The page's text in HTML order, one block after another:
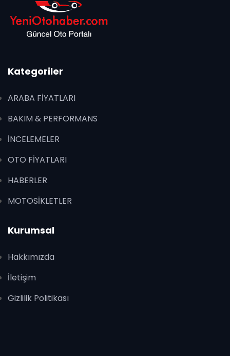
Kategoriler
ARABA FİYATLARI
BAKIM & PERFORMANS
İNCELEMELER
OTO FİYATLARI
HABERLER
MOTOSİKLETLER
Kurumsal
Hakkımızda
İletişim
Gizlilik Politikası